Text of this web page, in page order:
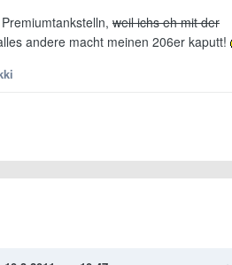
weil ichs eh mit der
andere macht meinen 206er kaputt!